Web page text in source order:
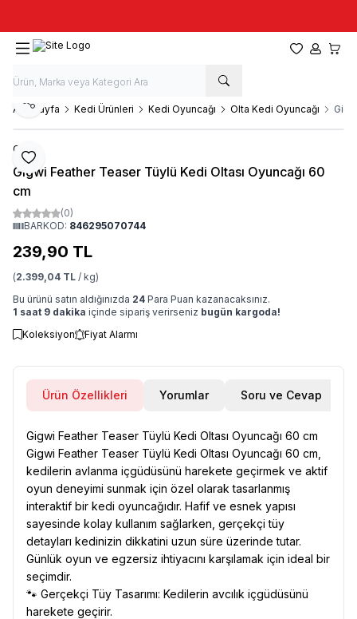
Favorilerim
Hesabım
Ana Sayfa Kedi Ürünleri Kedi Oyuncağı Olta Kedi Oyuncağı
Favoriye Ekle
Paylaş
GiGwi
Gigwi Feather Teaser Tüylü Kedi Oltası Oyuncağı 60
cm
(0)
BARKOD: 846295070744
239,90 TL
(2.399,04 TL / kg)
Bu ürünü satın aldığınızda 24 Para Puan kazanacaksınız.
1 saat 9 dakika içinde sipariş verirseniz bugün kargoda!
Koleksiyon
Fiyat Alarmı
Ürün Özellikleri Yorumlar Soru ve Cevap
Gigwi Feather Teaser Tüylü Kedi Oltası Oyuncağı 60 cm
Gigwi Feather Teaser Tüylü Kedi Oltası Oyuncağı 60 cm,
kedilerin avlanma içgüdüsünü harekete geçirmek ve aktif
oyun deneyimi sunmak için özel olarak tasarlanmış
interaktif bir kedi oyuncağıdır. Hafif ve esnek yapısı
sayesinde kolay kullanım sağlarken, gerçekçi tüy
detayları kedinizin dikkatini uzun süre üzerinde tutar.
Günlük oyun ve egzersiz ihtiyacını karşılamak için ideal bir
seçimdir.
🐾 Gerçekçi Tüy Tasarımı: Kedilerin avcılık içgüdüsünü
harekete geçirir.